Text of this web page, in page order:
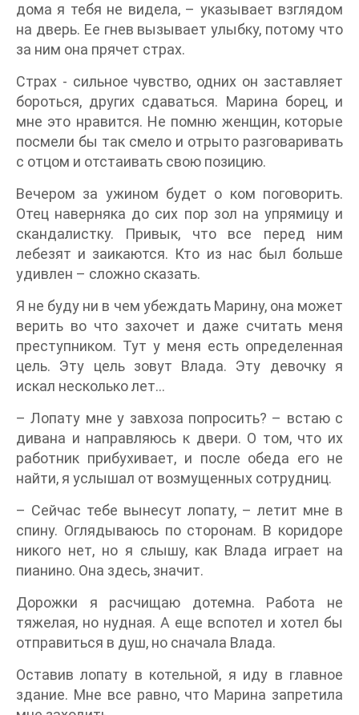
дома я тебя не видела, – указывает взглядом
на дверь. Ее гнев вызывает улыбку, потому что
за ним она прячет страх.
Страх - сильное чувство, одних он заставляет
бороться, других сдаваться. Марина борец, и
мне это нравится. Не помню женщин, которые
посмели бы так смело и отрыто разговаривать
с отцом и отстаивать свою позицию.
Вечером за ужином будет о ком поговорить.
Отец наверняка до сих пор зол на упрямицу и
скандалистку. Привык, что все перед ним
лебезят и заикаются. Кто из нас был больше
удивлен – сложно сказать.
Я не буду ни в чем убеждать Марину, она может
верить во что захочет и даже считать меня
преступником. Тут у меня есть определенная
цель. Эту цель зовут Влада. Эту девочку я
искал несколько лет...
– Лопату мне у завхоза попросить? – встаю с
дивана и направляюсь к двери. О том, что их
работник прибухивает, и после обеда его не
найти, я услышал от возмущенных сотрудниц.
– Сейчас тебе вынесут лопату, – летит мне в
спину. Оглядываюсь по сторонам. В коридоре
никого нет, но я слышу, как Влада играет на
пианино. Она здесь, значит.
Дорожки я расчищаю дотемна. Работа не
тяжелая, но нудная. А еще вспотел и хотел бы
отправиться в душ, но сначала Влада.
Оставив лопату в котельной, я иду в главное
здание. Мне все равно, что Марина запретила